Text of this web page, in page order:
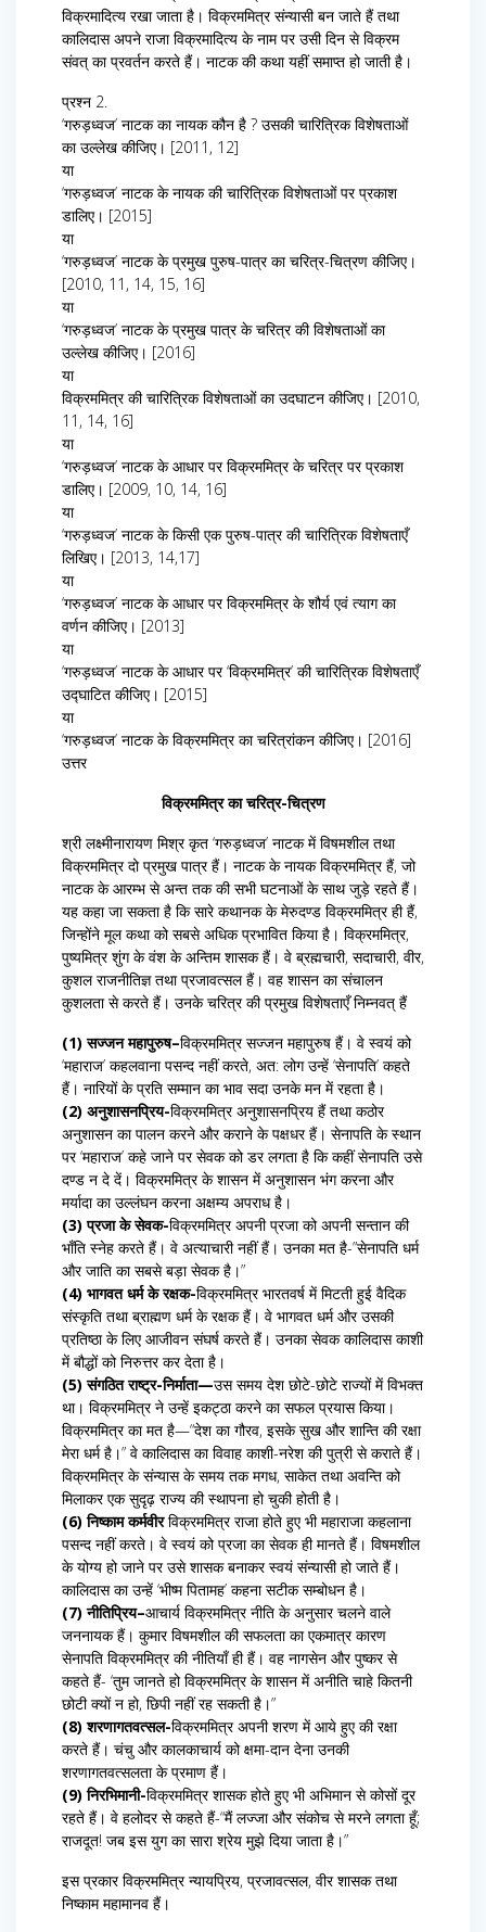
विक्रमादित्य रखा जाता है। विक्रममित्र संन्यासी बन जाते हैं तथा
कालिदास अपने राजा विक्रमादित्य के नाम पर उसी दिन से विक्रम
संवत् का प्रवर्तन करते हैं। नाटक की कथा यहीं समाप्त हो जाती है।
प्रश्न 2.
‘गरुड़ध्वज’ नाटक का नायक कौन है ? उसकी चारित्रिक विशेषताओं
का उल्लेख कीजिए। [2011, 12]
या
‘गरुड़ध्वज’ नाटक के नायक की चारित्रिक विशेषताओं पर प्रकाश
डालिए। [2015]
या
‘गरुड़ध्वज’ नाटक के प्रमुख पुरुष-पात्र का चरित्र-चित्रण कीजिए।
[2010, 11, 14, 15, 16]
या
‘गरुड़ध्वज’ नाटक के प्रमुख पात्र के चरित्र की विशेषताओं का
उल्लेख कीजिए। [2016]
या
विक्रममित्र की चारित्रिक विशेषताओं का उदघाटन कीजिए। [2010,
11, 14, 16]
या
‘गरुड़ध्वज’ नाटक के आधार पर विक्रममित्र के चरित्र पर प्रकाश
डालिए। [2009, 10, 14, 16]
या
‘गरुड़ध्वज’ नाटक के किसी एक पुरुष-पात्र की चारित्रिक विशेषताएँ
लिखिए। [2013, 14,17]
या
‘गरुड़ध्वज’ नाटक के आधार पर विक्रममित्र के शौर्य एवं त्याग का
वर्णन कीजिए। [2013]
या
‘गरुड़ध्वज’ नाटक के आधार पर ‘विक्रममित्र’ की चारित्रिक विशेषताएँ
उद्घाटित कीजिए। [2015]
या
‘गरुड़ध्वज’ नाटक के विक्रममित्र का चरित्रांकन कीजिए। [2016]
उत्तर
विक्रममित्र का चरित्र-चित्रण
श्री लक्ष्मीनारायण मिश्र कृत ‘गरुड़ध्वज’ नाटक में विषमशील तथा
विक्रममित्र दो प्रमुख पात्र हैं। नाटक के नायक विक्रममित्र हैं, जो
नाटक के आरम्भ से अन्त तक की सभी घटनाओं के साथ जुड़े रहते हैं।
यह कहा जा सकता है कि सारे कथानक के मेरुदण्ड विक्रममित्र ही हैं,
जिन्होंने मूल कथा को सबसे अधिक प्रभावित किया है। विक्रममित्र,
पुष्यमित्र शुंग के वंश के अन्तिम शासक हैं। वे ब्रह्मचारी, सदाचारी, वीर,
कुशल राजनीतिज्ञ तथा प्रजावत्सल हैं। वह शासन का संचालन
कुशलता से करते हैं। उनके चरित्र की प्रमुख विशेषताएँ निम्नवत् हैं
(1) सज्जन महापुरुष–विक्रममित्र सज्जन महापुरुष हैं। वे स्वयं को
‘महाराज’ कहलवाना पसन्द नहीं करते, अत: लोग उन्हें ‘सेनापति’ कहते
हैं। नारियों के प्रति सम्मान का भाव सदा उनके मन में रहता है।
(2) अनुशासनप्रिय-विक्रममित्र अनुशासनप्रिय हैं तथा कठोर
अनुशासन का पालन करने और कराने के पक्षधर हैं। सेनापति के स्थान
पर ‘महाराज’ कहे जाने पर सेवक को डर लगता है कि कहीं सेनापति उसे
दण्ड न दे दें। विक्रममित्र के शासन में अनुशासन भंग करना और
मर्यादा का उल्लंघन करना अक्षम्य अपराध है।
(3) प्रजा के सेवक-विक्रममित्र अपनी प्रजा को अपनी सन्तान की
भाँति स्नेह करते हैं। वे अत्याचारी नहीं हैं। उनका मत है-”सेनापति धर्म
और जाति का सबसे बड़ा सेवक है।”
(4) भागवत धर्म के रक्षक-विक्रममित्र भारतवर्ष में मिटती हुई वैदिक
संस्कृति तथा ब्राह्मण धर्म के रक्षक हैं। वे भागवत धर्म और उसकी
प्रतिष्ठा के लिए आजीवन संघर्ष करते हैं। उनका सेवक कालिदास काशी
में बौद्धों को निरुत्तर कर देता है।
(5) संगठित राष्ट्र-निर्माता—उस समय देश छोटे-छोटे राज्यों में विभक्त
था। विक्रममित्र ने उन्हें इकट्ठा करने का सफल प्रयास किया।
विक्रममित्र का मत है—“देश का गौरव, इसके सुख और शान्ति की रक्षा
मेरा धर्म है।” वे कालिदास का विवाह काशी-नरेश की पुत्री से कराते हैं।
विक्रममित्र के संन्यास के समय तक मगध, साकेत तथा अवन्ति को
मिलाकर एक सुदृढ़ राज्य की स्थापना हो चुकी होती है।
(6) निष्काम कर्मवीरविक्रममित्र राजा होते हुए भी महाराजा कहलाना
पसन्द नहीं करते। वे स्वयं को प्रजा का सेवक ही मानते हैं। विषमशील
के योग्य हो जाने पर उसे शासक बनाकर स्वयं संन्यासी हो जाते हैं।
कालिदास का उन्हें ‘भीष्म पितामह’ कहना सटीक सम्बोधन है।
(7) नीतिप्रिय–आचार्य विक्रममित्र नीति के अनुसार चलने वाले
जननायक हैं। कुमार विषमशील की सफलता का एकमात्र कारण
सेनापति विक्रममित्र की नीतियाँ ही हैं। वह नागसेन और पुष्कर से
कहते हैं- ‘तुम जानते हो विक्रममित्र के शासन में अनीति चाहे कितनी
छोटी क्यों न हो, छिपी नहीं रह सकती है।”
(8) शरणागतवत्सल-विक्रममित्र अपनी शरण में आये हुए की रक्षा
करते हैं। चंचु और कालकाचार्य को क्षमा-दान देना उनकी
शरणागतवत्सलता के प्रमाण हैं।
(9) निरभिमानी-विक्रममित्र शासक होते हुए भी अभिमान से कोसों दूर
रहते हैं। वे हलोदर से कहते हैं-“मैं लज्जा और संकोच से मरने लगता हूँ;
राजदूत! जब इस युग का सारा श्रेय मुझे दिया जाता है।”
इस प्रकार विक्रममित्र न्यायप्रिय, प्रजावत्सल, वीर शासक तथा
निष्काम महामानव हैं।